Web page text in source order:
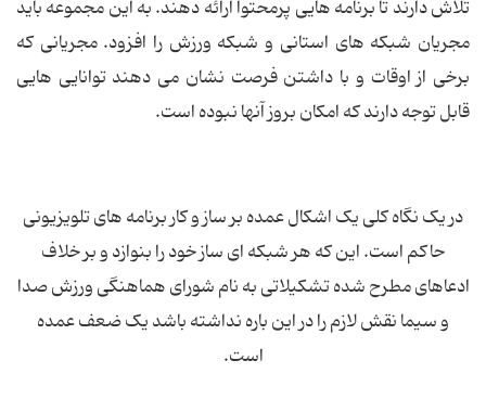
تلاش دارند تا برنامه هایی پرمحتوا ارائه دهند. به این مجموعه باید
مجریان شبکه های استانی و شبکه ورزش را افزود. مجریانی که
برخی از اوقات و با داشتن فرصت نشان می دهند توانایی هایی
قابل توجه دارند که امکان بروز آنها نبوده است.
در یک نگاه کلی یک اشکال عمده بر ساز و کار برنامه های تلویزیونی
حاکم است. این که هر شبکه ای ساز خود را بنوازد و بر خلاف
ادعاهای مطرح شده تشکیلاتی به نام شورای هماهنگی ورزش صدا
و سیما نقش لازم را در این باره نداشته باشد یک ضعف عمده
است.